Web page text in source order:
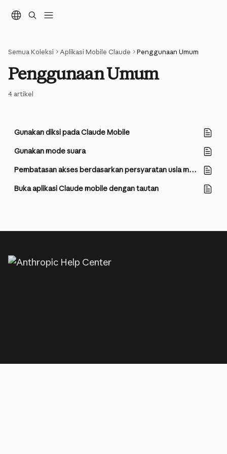
Semua Koleksi Aplikasi Mobile Claude Penggunaan Umum
Penggunaan Umum
4 artikel
Gunakan diksi pada Claude Mobile
Gunakan mode suara
Pembatasan akses berdasarkan persyaratan usia minimum
Buka aplikasi Claude mobile dengan tautan